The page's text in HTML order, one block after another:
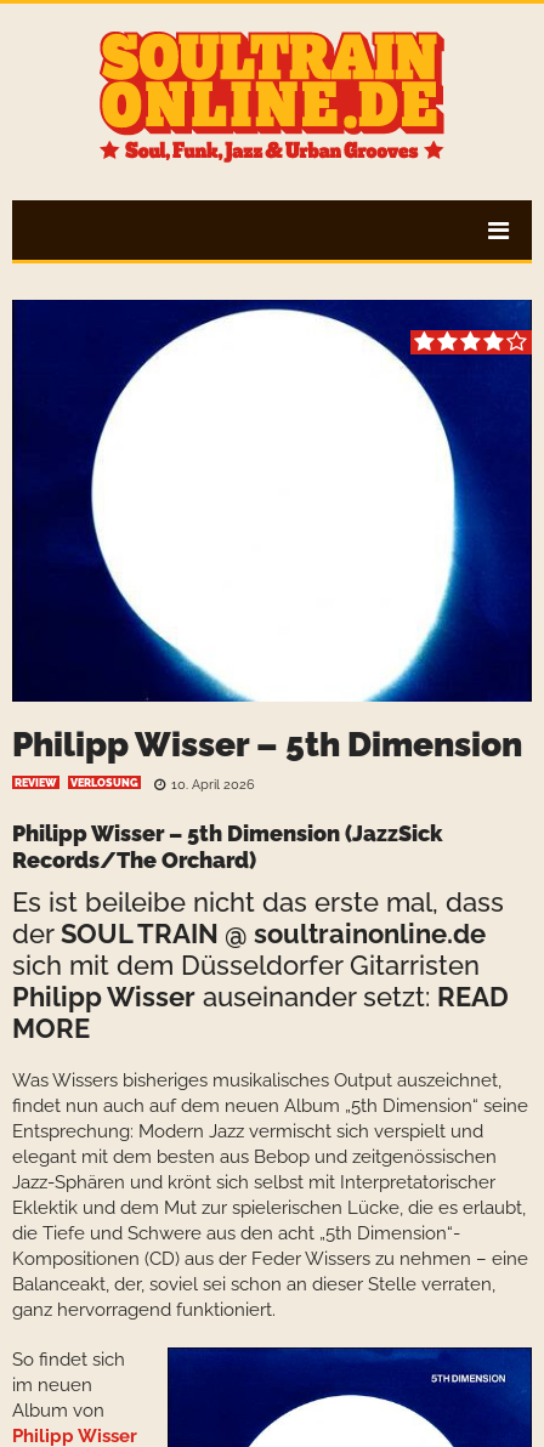
Philipp Wisser – 5th Dimension
REVIEW VERLOSUNG 10. April 2026
Philipp Wisser – 5th Dimension(JazzSick
Records/The Orchard)
Es ist beileibe nicht das erste mal, dass
derSOUL TRAIN @ soultrainonline.de
sich mit dem Düsseldorfer Gitarristen
Philipp Wisser auseinander setzt: READ
MORE
Was Wissers bisheriges musikalisches Output auszeichnet,
findet nun auch auf dem neuen Album „5th Dimension“ seine
Entsprechung: Modern Jazz vermischt sich verspielt und
elegant mit dem besten aus Bebop und zeitgenössischen
Jazz-Sphären und krönt sich selbst mit Interpretatorischer
Eklektik und dem Mut zur spielerischen Lücke, die es erlaubt,
die Tiefe und Schwere aus den acht „5th Dimension“-
Kompositionen (CD) aus der Feder Wissers zu nehmen – eine
Balanceakt, der, soviel sei schon an dieser Stelle verraten,
ganz hervorragend funktioniert.
So findet sich
im neuen
Album von
Philipp Wisser